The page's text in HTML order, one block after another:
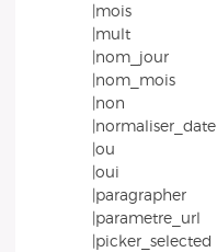
|mois
|mult
|nom_jour
|nom_mois
|non
|normaliser_date
|ou
|oui
|paragrapher
|parametre_url
|picker_selected